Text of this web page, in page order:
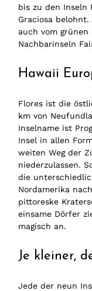
bis zu den Inseln
Graciosa
auch vom grünen
Nachbarinseln
Hawaii
Flores ist die
km von
Inselname ist
Insel in allen
weiten Weg der
niederzulassen.
die
Nordamerika
pittoreske
einsame Dörfer
magisch an.
Je kleiner,
Jede der neun